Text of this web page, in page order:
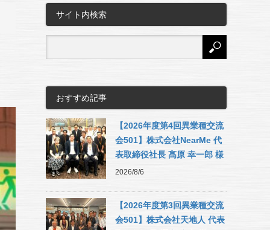
サイト内検索
おすすめ記事
【2026年度第4回異業種交流
会501】株式会社NearMe 代
表取締役社長 髙原 幸一郎 様
2026/8/6
【2026年度第3回異業種交流
会501】株式会社天地人 代表